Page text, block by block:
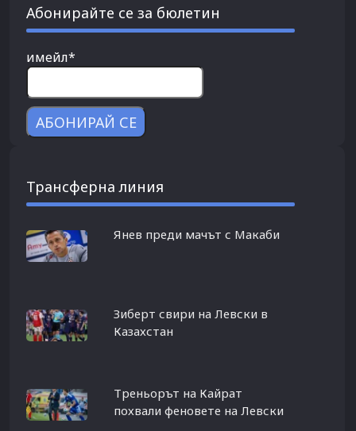
Абонирайте се за бюлетин
имейл*
Трансферна линия
Янев преди мачът с Макаби
Зиберт свири на Левски в
Казахстан
Треньорът на Кайрат
похвали феновете на Левски